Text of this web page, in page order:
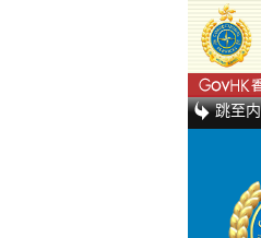
跳至